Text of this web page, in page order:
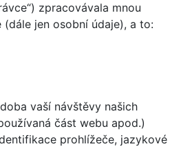
zpracovávala mnou
jen osobní údaje), a to:
vaší návštěvy našich
část webu apod.)
prohlížeče, jazykové